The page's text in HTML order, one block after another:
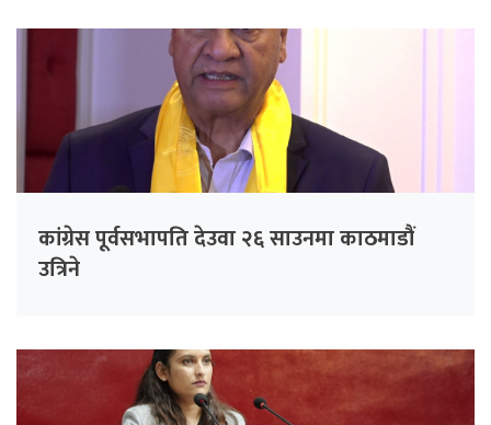
कांग्रेस पूर्वसभापति देउवा २६ साउनमा काठमाडौं
उत्रिने